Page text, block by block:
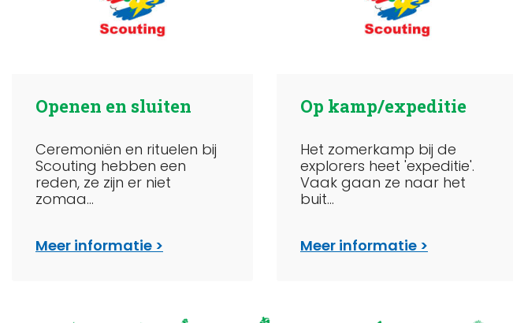
Openen en sluiten
Ceremoniën en rituelen bij
Scouting hebben een
reden, ze zijn er niet
zomaa...
Meer informatie
Op kamp/expeditie
Het zomerkamp bij de
explorers heet 'expeditie'.
Vaak gaan ze naar het
buit...
Meer informatie